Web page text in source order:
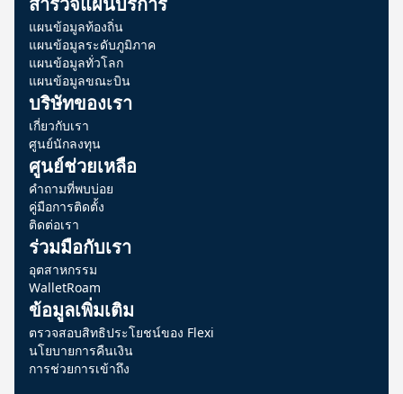
แผนข้อมูลท้องถิ่น
แผนข้อมูลระดับภูมิภาค
แผนข้อมูลทั่วโลก
แผนข้อมูลขณะบิน
บริษัทของเรา
เกี่ยวกับเรา
ศูนย์นักลงทุน
ศูนย์ช่วยเหลือ
คำถามที่พบบ่อย
คู่มือการติดตั้ง
ติดต่อเรา
ร่วมมือกับเรา
อุตสาหกรรม
WalletRoam
ข้อมูลเพิ่มเติม
ตรวจสอบสิทธิประโยชน์ของ Flexi
นโยบายการคืนเงิน
การช่วยการเข้าถึง